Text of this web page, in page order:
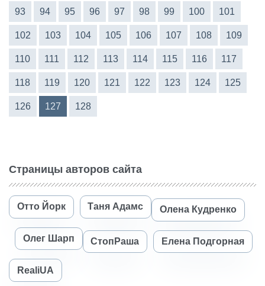
93 94 95 96 97 98 99 100 101
102 103 104 105 106 107 108 109
110 111 112 113 114 115 116 117
118 119 120 121 122 123 124 125
126 127 128
Страницы авторов сайта
Отто Йорк Таня Адамс Олена Кудренко
Олег Шарп СтопРаша Елена Подгорная
RealiUA